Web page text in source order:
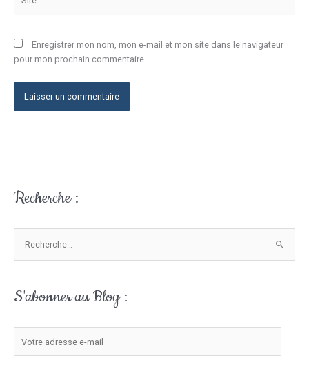
Enregistrer mon nom, mon e-mail et mon site dans le navigateur
pour mon prochain commentaire.
Recherche :
h
S'abonner au Blog :
V
t
e
d